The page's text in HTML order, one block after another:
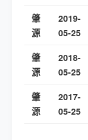
肇
源
2019-
05-25
肇
源
2018-
05-25
肇
源
2017-
05-25